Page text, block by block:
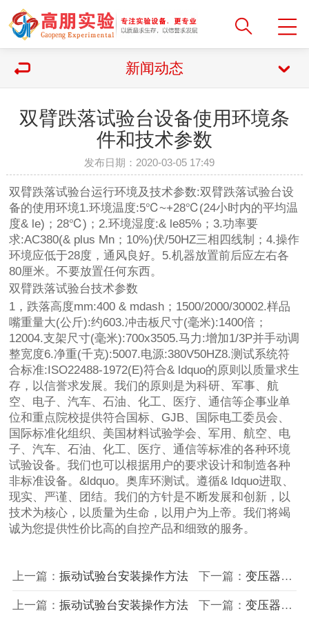
新闻动态
双臂跌落试验台设备使用环境条
件和技术参数
发布日期：2020-03-05 17:49
双臂跌落试验台运行环境及技术参数:双臂跌落试验台设
备的使用环境1.环境温度:5℃~+28℃(24小时内的平均温
度& le)；28℃)；2.环境湿度:& le85%；3.功率要
求:AC380(& plus Mn；10%)伏/50HZ三相四线制；4.操作
环境应低于28度，通风良好。5.机器放置前后应左右各
80厘米。不要放置任何东西。
双臂跌落试验台技术参数
1，跌落高度mm:400 & mdash；1500/2000/30002.样品
嘴重量大(公斤):约603.冲击板尺寸(毫米):1400倍；
12004.支架尺寸(毫米):700x3505.马力:增加1/3P并手动调
整宽度6.净重(千克):5007.电源:380V50HZ8.测试系统符
合标准:ISO22488-1972(E)符合& ldquo的原则以质量求生
存，以信誉求发展。我们的原则是为科研、军事、航
空、电子、汽车、石油、化工、医疗、通信等企事业单
位和重点院校提供符合国标、GJB、国际电工委员会、
国际标准化组织、美国材料试验学会、军用、航空、电
子、汽车、石油、化工、医疗、通信等标准的各种环境
试验设备。我们也可以根据用户的要求设计和制造各种
非标准设备。&ldquo。奥库环测试。遵循& ldquo进取、
现实、严谨、团结。我们的方针是不断发展和创新，以
技术为核心，以质量为生命，以用户为上帝。我们将竭
诚为您提供性价比高的自控产品和细致的服务。
上一篇： 振动试验台安装操作方法下一篇： 变压器综合试验台设备相关知识
上一篇： 振动试验台安装操作方法下一篇： 变压器综合试验台设备相关知识